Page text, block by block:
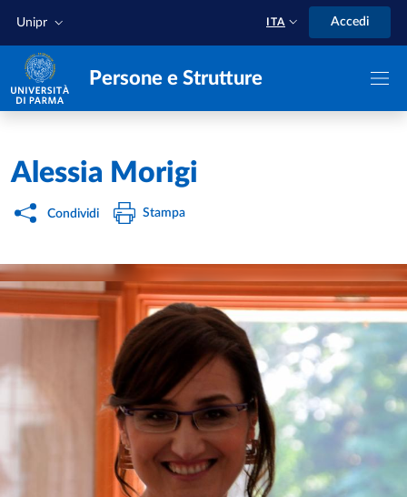
Unipr ITA Accedi
Persone e Strutture
Home /
Alessia Morigi
Condividi Stampa